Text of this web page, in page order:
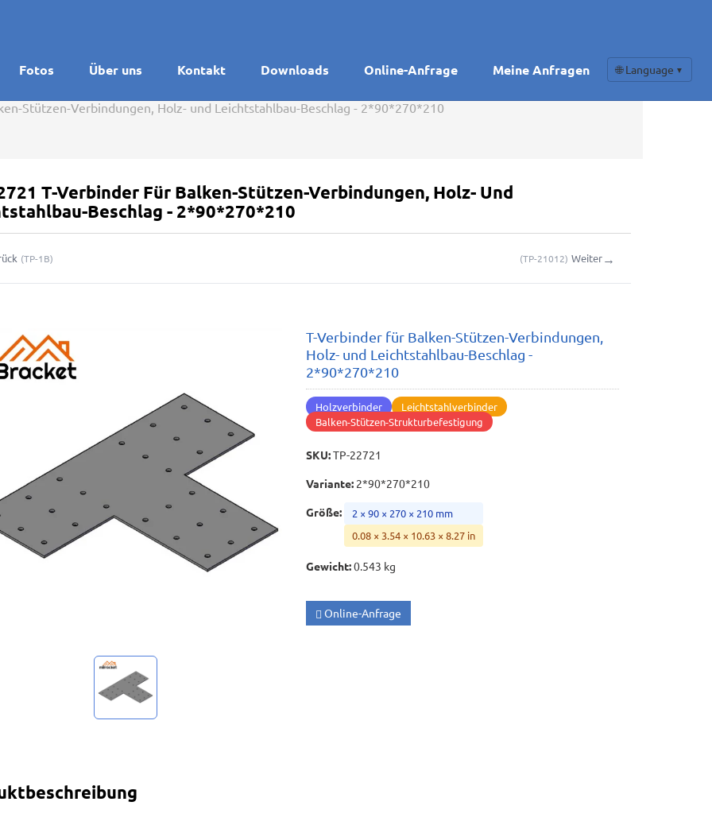
Fotos Über uns Kontakt Downloads Online-Anfrage Meine Anfragen 🌐 Language ▼
Stützen-Verbindungen, Holz- und Leichtstahlbau-Beschlag - 2*90*270*210
T-Verbinder Für Balken-Stützen-Verbindungen, Holz- Und
Beschlag - 2*90*270*210
(TP-1B) (TP-21012) Weiter→
T-Verbinder für Balken-Stützen-Verbindungen,
Holz- und Leichtstahlbau-Beschlag -
2*90*270*210
Holzverbinder
Leichtstahlverbinder
Balken-Stützen-Strukturbefestigung
SKU:TP-22721
Variante: 2*90*270*210
Größe:
2 × 90 × 270 × 210 mm
0.08 × 3.54 × 10.63 × 8.27 in
Gewicht:0.543 kg
Online-Anfrage